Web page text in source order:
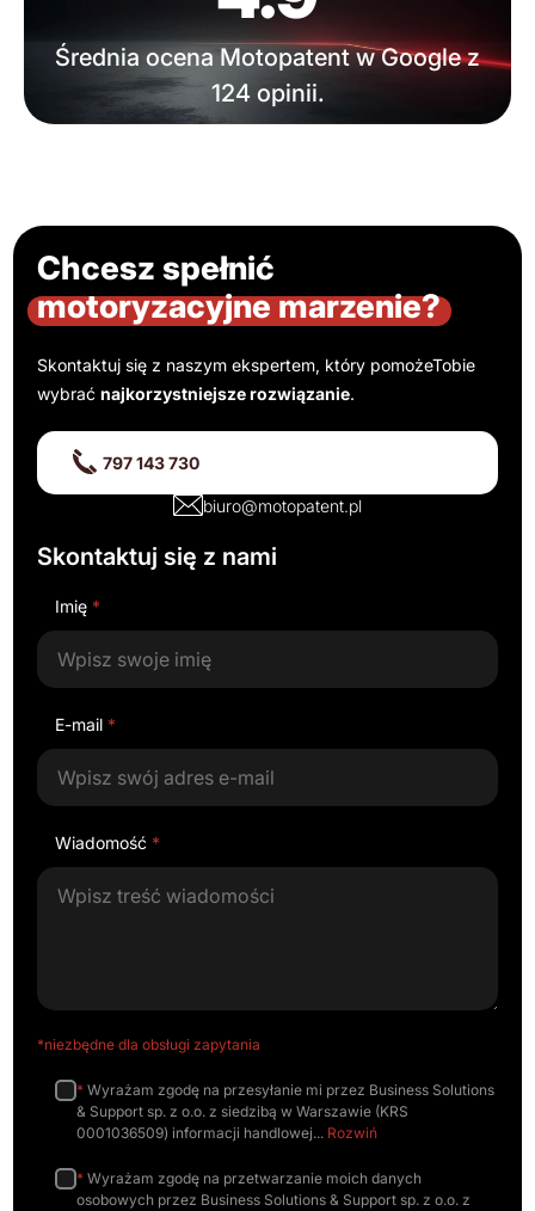
Średnia ocena Motopatent w Google z
124 opinii.
Chcesz spełnić
motoryzacyjne marzenie?
Skontaktuj się z naszym ekspertem, który pomożeTobie
wybraćnajkorzystniejsze rozwiązanie.
797 143 730
biuro@motopatent.pl
Skontaktuj się z nami
Imię *
E-mail *
Wiadomość *
*niezbędne dla obsługi zapytania
* Wyrażam zgodę na przesyłanie mi przez Business Solutions
& Support sp. z o.o. z siedzibą w Warszawie (KRS
0001036509) informacji handlowej
Rozwiń
* Wyrażam zgodę na przetwarzanie moich danych
osobowych przez Business Solutions & Support sp. z o.o. z